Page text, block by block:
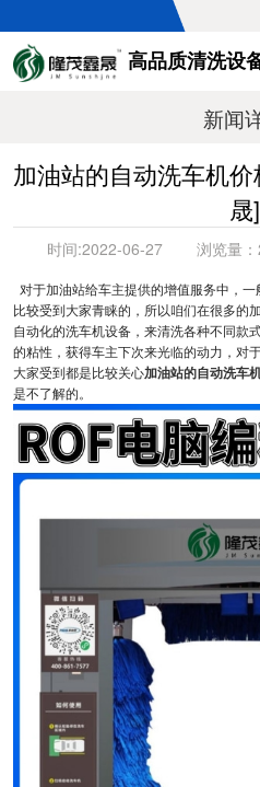
高品质清洗设
新闻
加油站的自动洗车机
晟]
时间:2022-06-27 浏览量：
对于加油站给车主提供的增值服务中，
比较受到大家青睐的，所以咱们在很多的
自动化的洗车机设备，来清洗各种不同款
的粘性，获得车主下次来光临的动力，对
大家受到都是比较关心加油站的自动洗车
是不了解的。